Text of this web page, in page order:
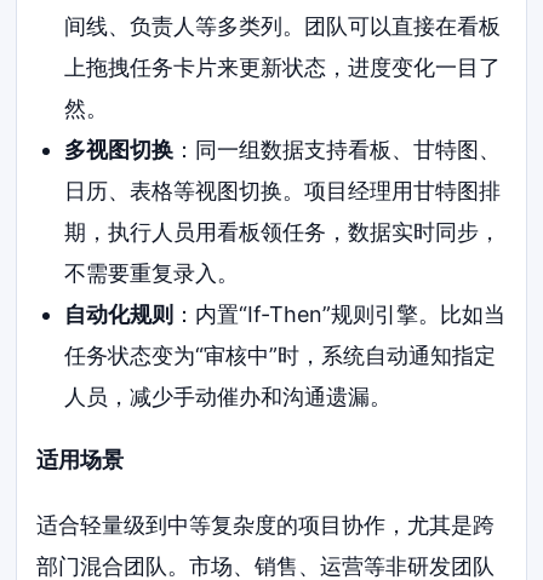
间线、负责人等多类列。团队可以直接在看板
上拖拽任务卡片来更新状态，进度变化一目了
然。
多视图切换：同一组数据支持看板、甘特图、
日历、表格等视图切换。项目经理用甘特图排
期，执行人员用看板领任务，数据实时同步，
不需要重复录入。
自动化规则 ：内置“If-Then”规则引擎。比如当
任务状态变为“审核中”时，系统自动通知指定
人员，减少手动催办和沟通遗漏。
适用场景
适合轻量级到中等复杂度的项目协作，尤其是跨
部门混合团队。市场、销售、运营等非研发团队